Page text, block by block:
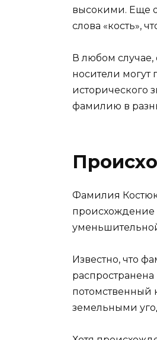
высокими. Еще
слова «кость»,
В любом
носители
исторического
фамилию в
Фамилия
происхождение
Известно, что
потомственный
земельными